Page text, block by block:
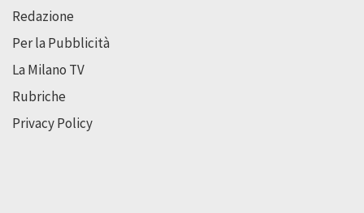
Redazione
Per la Pubblicità
La Milano TV
Rubriche
Privacy Policy